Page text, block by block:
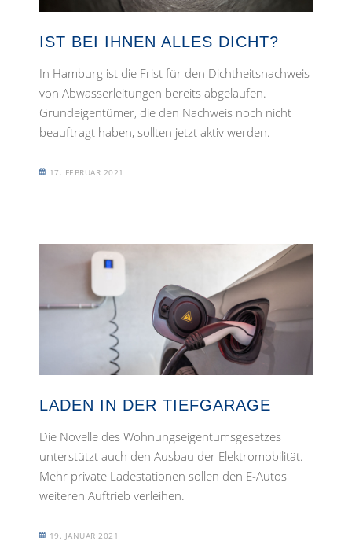
IST BEI IHNEN ALLES DICHT?
In Hamburg ist die Frist für den Dichtheitsnachweis
von Abwasserleitungen bereits abgelaufen.
Grundeigentümer, die den Nachweis noch nicht
beauftragt haben, sollten jetzt aktiv werden.
17. FEBRUAR 2021
LADEN IN DER TIEFGARAGE
Die Novelle des Wohnungseigentumsgesetzes
unterstützt auch den Ausbau der Elektromobilität.
Mehr private Ladestationen sollen den E-Autos
weiteren Auftrieb verleihen.
19. JANUAR 2021